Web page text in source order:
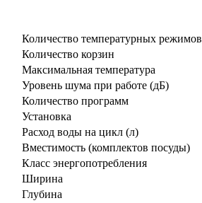
Количество температурных режимов
Количество корзин
Максимальная температура
Уровень шума при работе (дБ)
Количество программ
Установка
Расход воды на цикл (л)
Вместимость (комплектов посуды)
Класс энергопотребления
Ширина
Глубина